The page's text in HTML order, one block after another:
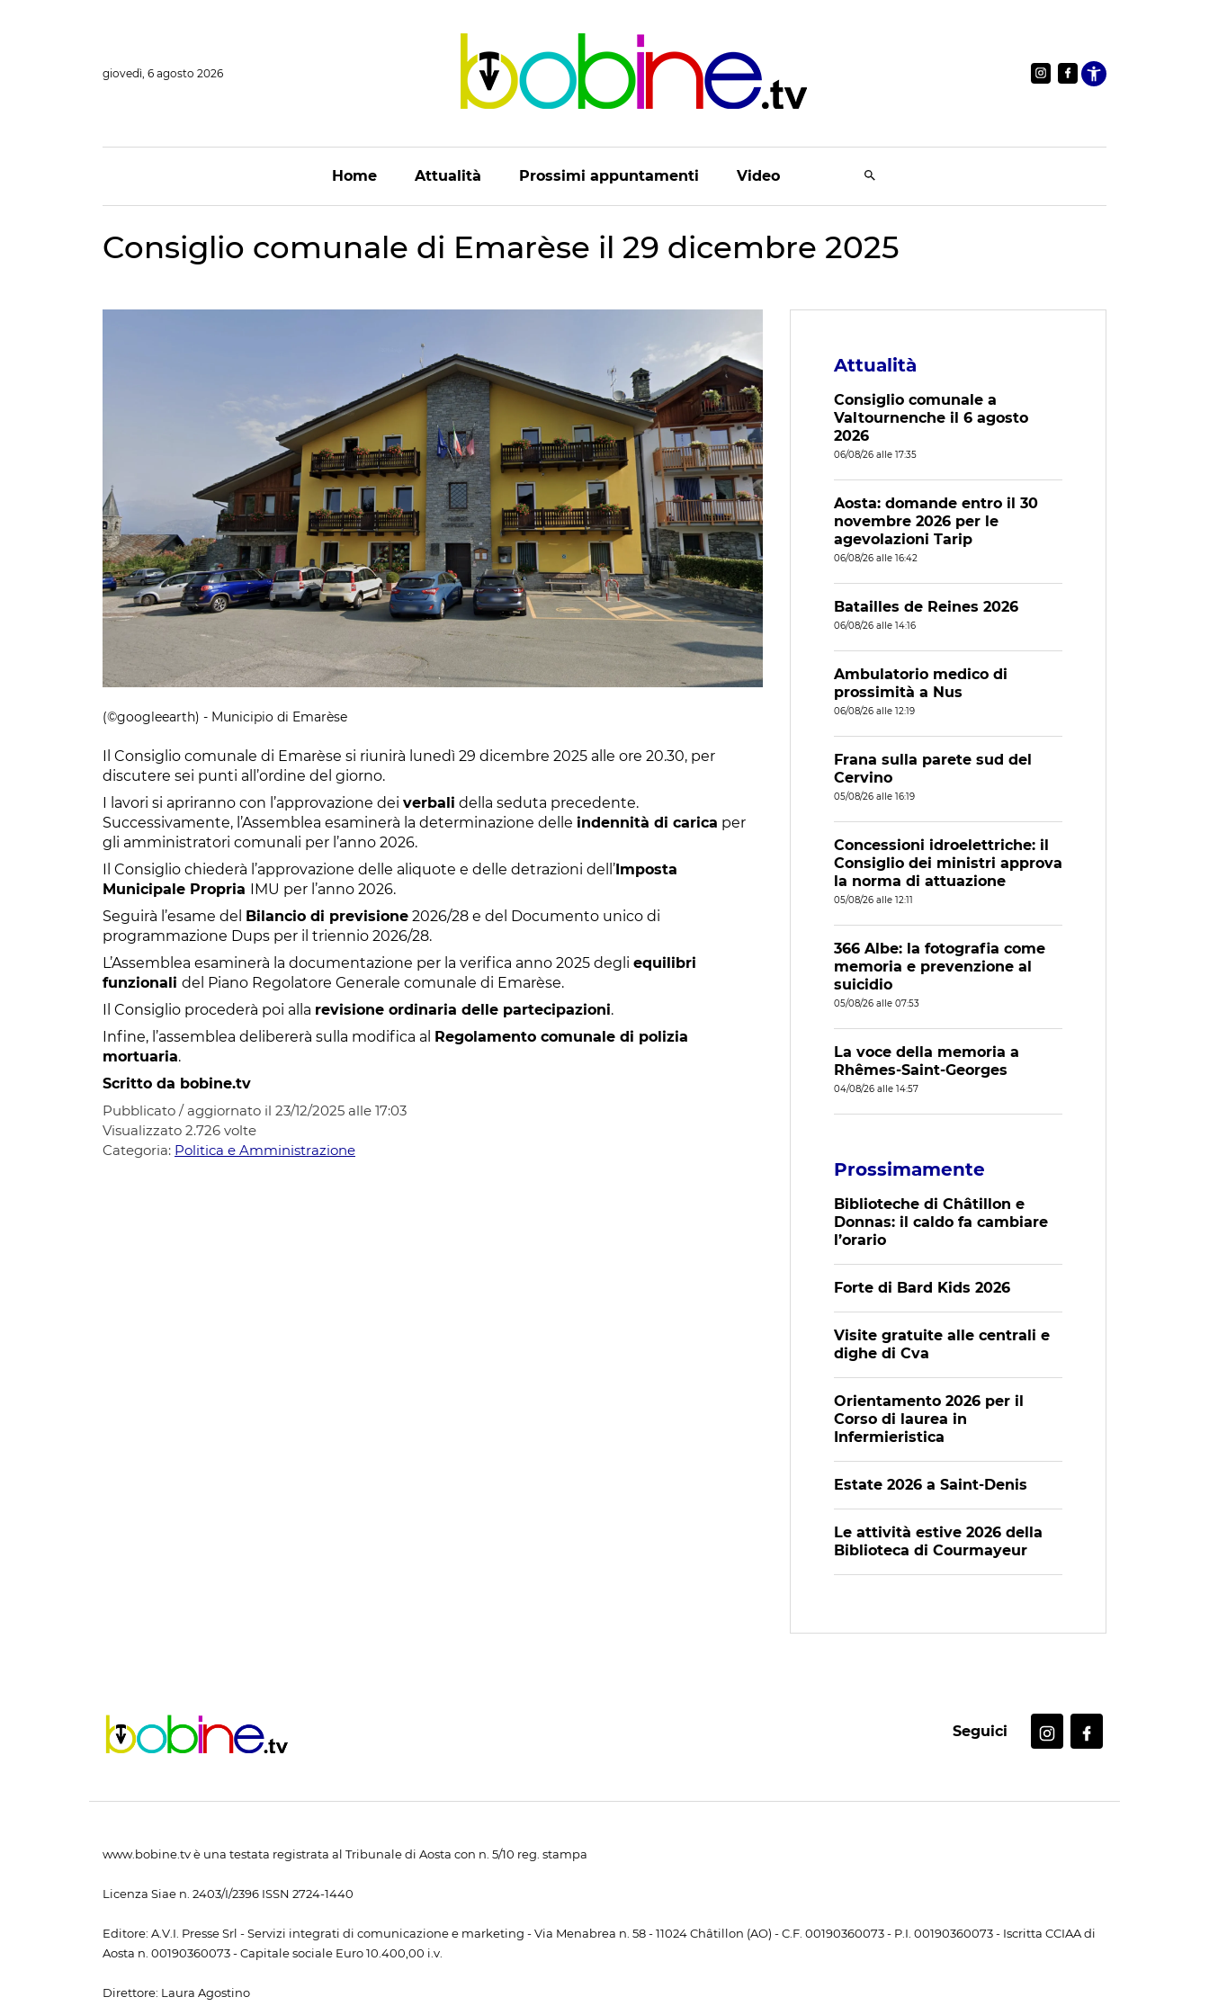
giovedì, 6 agosto 2026 Apri le
Home Attualità Prossimi appuntamenti Video
Consiglio comunale di Emarèse il 29 dicembre 2025
(©googleearth) - Municipio di Emarèse
Il Consiglio comunale di Emarèse si riunirà lunedì 29 dicembre 2025 alle ore 20.30, per
discutere sei punti all’ordine del giorno.
I lavori si apriranno con l’approvazione dei verbali della seduta precedente.
Successivamente, l’Assemblea esaminerà la determinazione delle indennità di carica per
gli amministratori comunali per l’anno 2026.
Il Consiglio chiederà l’approvazione delle aliquote e delle detrazioni dell’ Imposta
Municipale Propria
IMU per l’anno 2026.
Seguirà l’esame del
Bilancio di previsione 2026/28 e del Documento unico di
programmazione Dups per il triennio 2026/28.
L’Assemblea esaminerà la documentazione per la verifica anno 2025 degli equilibri
funzionali del Piano Regolatore Generale comunale di Emarèse.
Il Consiglio procederà poi alla revisione ordinaria delle partecipazioni.
Infine, l’assemblea delibererà sulla modifica al
Regolamento comunale di polizia
mortuaria.
Scritto da bobine.tv
Pubblicato / aggiornato il 23/12/2025 alle 17:03
Visualizzato 2.726 volte
Categoria: Politica e Amministrazione
Attualità
Consiglio comunale a
Valtournenche il 6 agosto
2026
06/08/26 alle 17:35
Aosta: domande entro il 30
novembre 2026 per le
agevolazioni Tarip
06/08/26 alle 16:42
Batailles de Reines 2026
06/08/26 alle 14:16
Ambulatorio medico di
prossimità a Nus
06/08/26 alle 12:19
Frana sulla parete sud del
Cervino
05/08/26 alle 16:19
Concessioni idroelettriche: il
Consiglio dei ministri approva
la norma di attuazione
05/08/26 alle 12:11
366 Albe: la fotografia come
memoria e prevenzione al
suicidio
05/08/26 alle 07:53
La voce della memoria a
Rhêmes-Saint-Georges
04/08/26 alle 14:57
Prossimamente
Biblioteche di Châtillon e
Donnas: il caldo fa cambiare
l’orario
Forte di Bard Kids 2026
Visite gratuite alle centrali e
dighe di Cva
Orientamento 2026 per il
Corso di laurea in
Infermieristica
Estate 2026 a Saint-Denis
Le attività estive 2026 della
Biblioteca di Courmayeur
Seguici
www.bobine.tv è una testata registrata al Tribunale di Aosta con n. 5/10 reg. stampa
Licenza Siae n. 2403/I/2396 ISSN 2724-1440
Editore: A.V.I. Presse Srl - Servizi integrati di comunicazione e marketing - Via Menabrea n. 58 - 11024 Châtillon (AO) - C.F. 00190360073 - P.I. 00190360073 - Iscritta CCIAA di
Aosta n. 00190360073 - Capitale sociale Euro 10.400,00 i.v.
Direttore: Laura Agostino